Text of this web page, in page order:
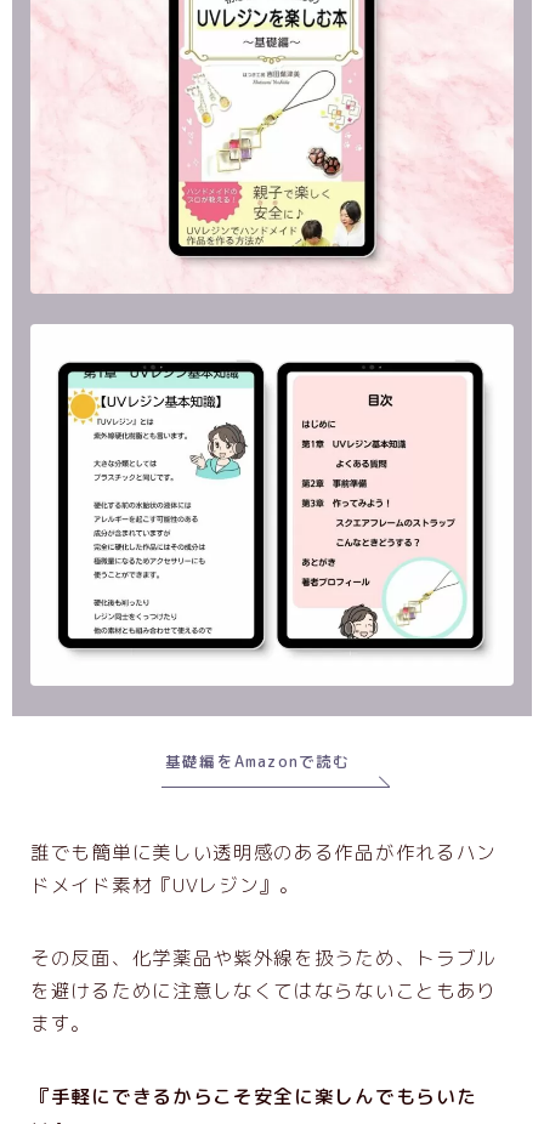
基礎編をAmazonで読む
誰でも簡単に美しい透明感のある作品が作れるハン
ドメイド素材『UVレジン』。
その反面、化学薬品や紫外線を扱うため、トラブル
を避けるために注意しなくてはならないこともあり
ます。
『手軽にできるからこそ安全に楽しんでもらいた